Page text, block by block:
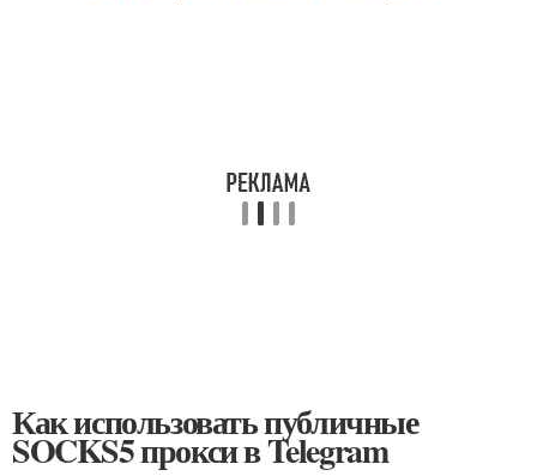
Как использовать публичные
SOCKS5 прокси в Telegram